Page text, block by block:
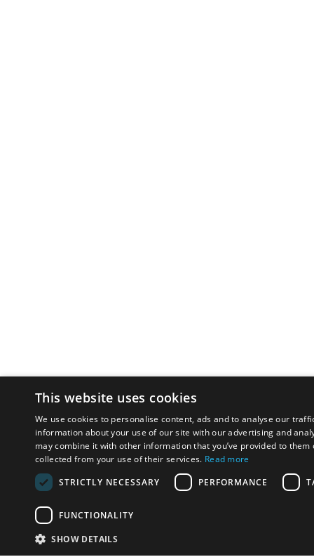
This website uses cookies
We use cookies to personalise content, ads and to analyse our
information about your use of our site with our advertising and
may combine it with other information that you’ve provided to them
collected from your use of their services. Read more
STRICTLY NECESSARY
PERFORMANCE
FUNCTIONALITY
SHOW DETAILS